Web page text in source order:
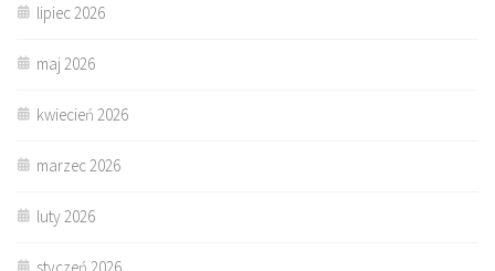
lipiec 2026
maj 2026
kwiecień 2026
marzec 2026
luty 2026
styczeń 2026